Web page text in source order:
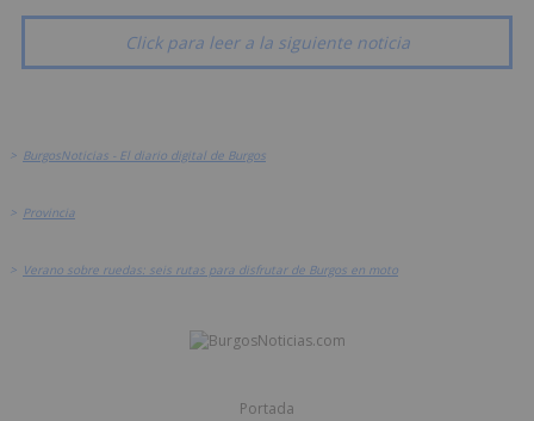
Click para leer a la siguiente noticia
> BurgosNoticias - El diario digital de Burgos
> Provincia
> Verano sobre ruedas: seis rutas para disfrutar de Burgos en moto
Portada